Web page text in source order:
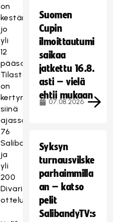
on
kestänyt
jo
yli
12
pääsarjakautta.
Tilastoihin
on
kertynyt
siinä
ajassa
76
Salibandyliiga-
ja
yli
200
Divari-
ottelua.
Suomen
Cupin
ilmoittautumi
saikaa
jatkettu 16.8.
asti – vielä
ehtii mukaan
07.08.2026
Syksyn
turnausvilske
parhaimmilla
an – katso
pelit
SalibandyTV:s